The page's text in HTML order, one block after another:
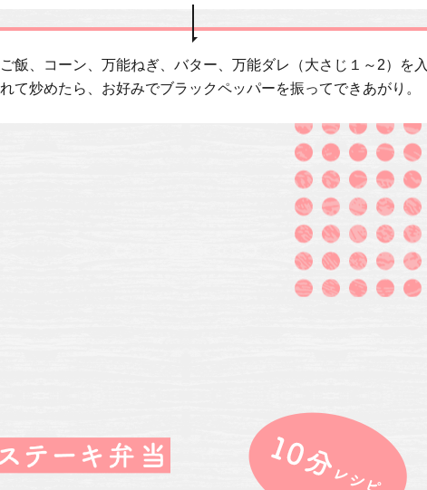
ご飯、コーン、万能ねぎ、バター、万能ダレ（大さじ１～2）を入
れて炒めたら、お好みでブラックペッパーを振ってできあがり。